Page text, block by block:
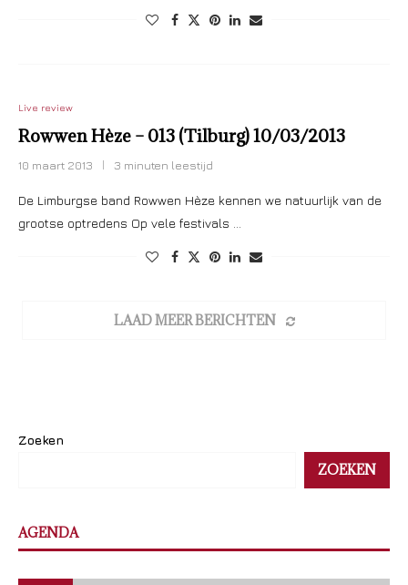
Live review
Rowwen Hèze – 013 (Tilburg) 10/03/2013
10 maart 2013 3 minuten leestijd
De Limburgse band Rowwen Hèze kennen we natuurlijk van de
grootse optredens Op vele festivals …
LAAD MEER BERICHTEN
Zoeken
ZOEKEN
AGENDA